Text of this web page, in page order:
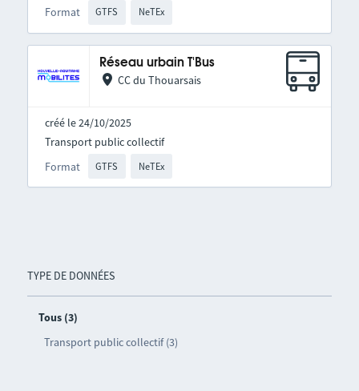
TYPE DE DONNÉES
Tous (3)
Transport public collectif (3)
Format GTFS NeTEx
Réseau urbain T'Bus
CC du Thouarsais
créé le 24/10/2025
Format GTFS NeTEx
Transport public collectif